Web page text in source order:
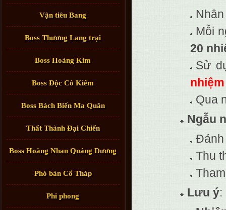
Vận tiêu Bang
Boss Thương Lang trại
Boss Hoàng Kim
Boss Độc Cô Kiếm
Boss Bách Biến Ma Quân
Thất Thành Đại Chiến
Boss Hoàng Nhan Quảng Dương
Phó bản Cổ Tháp
Phi phong
Mỗi
20
Sử
Qua
Ngẫu
Đánh
Thu
Lưu ý: